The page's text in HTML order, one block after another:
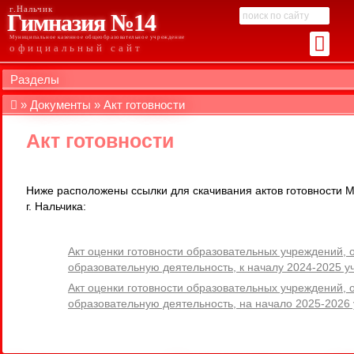
г.Нальчик
Гимназия №14
Муниципальное казенное общеобразовательное учреждение
официальный сайт
Разделы
Документы
Акт готовности
Акт готовности
Ниже расположены ссылки для скачивания актов
г. Нальчика:
Акт оценки готовности образовательных
образовательную деятельность, к началу 2024-2025
Акт оценки готовности образовательных
образовательную деятельность, на начало 2025-2026